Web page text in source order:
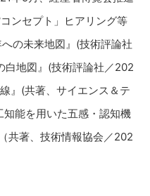
ンセプト」ヒアリング等
の未来地図』(技術評論社
地図』(技術評論社／202
』(共著、サイエンス＆テ
能を用いた五感・認知機
共著、技術情報協会／202